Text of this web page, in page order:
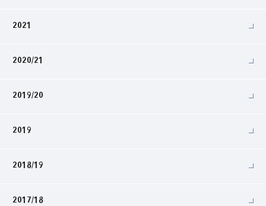
2021
2020/21
2019/20
2019
2018/19
2017/18